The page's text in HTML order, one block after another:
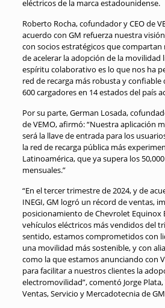
eléctricos de la marca estadounidense.
Roberto Rocha, cofundador y CEO de
acuerdo con GM refuerza nuestra
con socios estratégicos que
de acelerar la adopción de la movilidad
espíritu colaborativo es lo que nos ha
red de recarga más robusta y confiable
600 cargadores en 14 estados del país
Por su parte, German Losada,
de VEMO, afirmó: “Nuestra aplicación
será la llave de entrada para los
la red de recarga pública más
Latinoamérica, que ya supera los
mensuales.”
“En el tercer trimestre de 2024, y de
INEGI, GM logró un récord de ventas,
posicionamiento de Chevrolet Equinox
vehículos eléctricos más vendidos del
sentido, estamos comprometidos con
una movilidad más sostenible, y con
como la que estamos anunciando con
para facilitar a nuestros clientes la
electromovilidad”, comentó Jorge
Ventas, Servicio y Mercadotecnia de